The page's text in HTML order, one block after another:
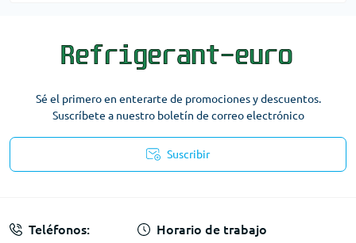
Sé el primero en enterarte de promociones y descuentos.
Suscríbete a nuestro boletín de correo electrónico
Suscribir
Teléfonos: Horario de trabajo